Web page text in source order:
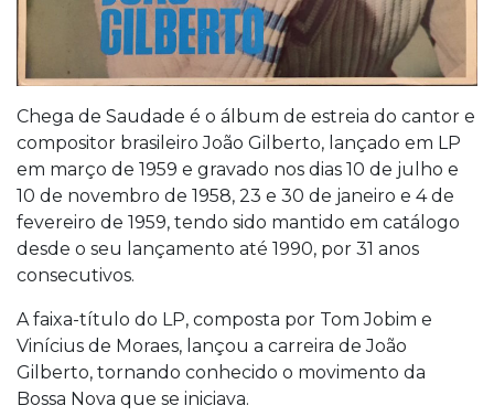
Chega de Saudade é o álbum de estreia do cantor e
compositor brasileiro João Gilberto, lançado em LP
em março de 1959 e gravado nos dias 10 de julho e
10 de novembro de 1958, 23 e 30 de janeiro e 4 de
fevereiro de 1959, tendo sido mantido em catálogo
desde o seu lançamento até 1990, por 31 anos
consecutivos.
A faixa-título do LP, composta por Tom Jobim e
Vinícius de Moraes, lançou a carreira de João
Gilberto, tornando conhecido o movimento da
Bossa Nova que se iniciava.